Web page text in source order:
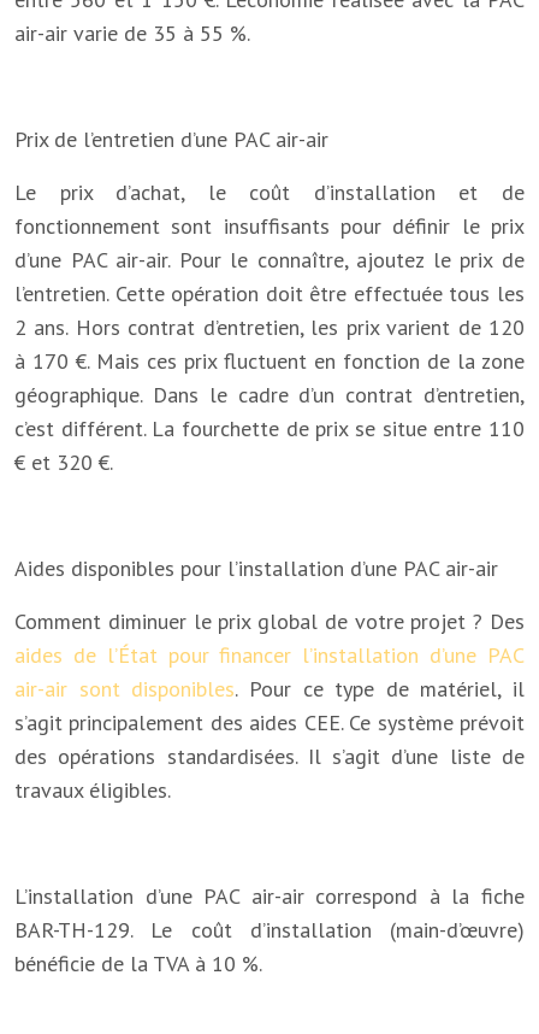
air-air varie de 35 à 55 %.
Prix de l’entretien d’une PAC air-air
Le prix d’achat, le coût d’installation et de
fonctionnement sont insuffisants pour définir le prix
d’une PAC air-air. Pour le connaître, ajoutez le prix de
l’entretien. Cette opération doit être effectuée tous les
2 ans. Hors contrat d’entretien, les prix varient de 120
à 170 €. Mais ces prix fluctuent en fonction de la zone
géographique. Dans le cadre d’un contrat d’entretien,
c’est différent. La fourchette de prix se situe entre 110
€ et 320 €.
Aides disponibles pour l’installation d’une PAC air-air
Comment diminuer le prix global de votre projet ? Des
aides de l’État pour financer l’installation d’une PAC
air-air sont disponibles. Pour ce type de matériel, il
s’agit principalement des aides CEE. Ce système prévoit
des opérations standardisées. Il s’agit d’une liste de
travaux éligibles.
L’installation d’une PAC air-air correspond à la fiche
BAR-TH-129. Le coût d’installation (main-d’œuvre)
bénéficie de la TVA à 10 %.